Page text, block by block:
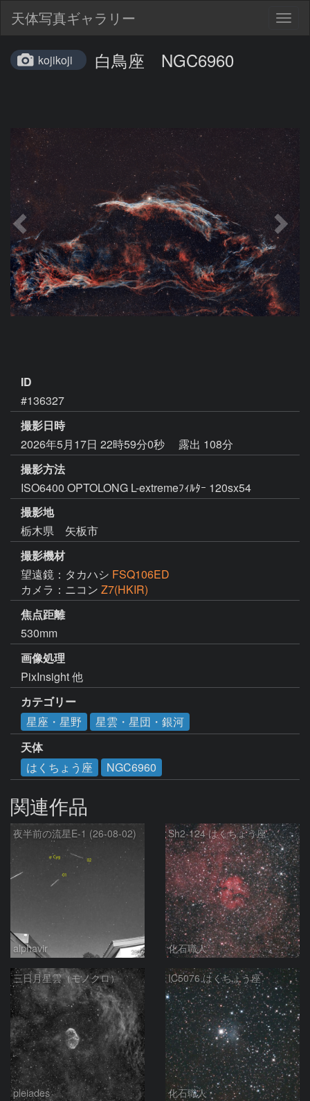
天体写真ギャラリー
kojikoji 白鳥座 NGC6960
ID
#136327
撮影日時
2026年5月17日 22時59分0秒
露出 108分
撮影方法
ISO6400 OPTOLONG L-extremeﾌｨﾙﾀｰ 120sx54
撮影地
栃木県 矢板市
撮影機材
望遠鏡：タカハシ FSQ106ED
カメラ：ニコン Z7(HKIR)
焦点距離
530mm
画像処理
PixInsight 他
カテゴリー
星座・星野
星雲・星団・銀河
天体
はくちょう座
NGC6960
関連作品
夜半前の流星E-1 (26-08-02)
alphavir
Sh2-124 はくちょう座
化石職人
三日月星雲（モノクロ）
pleiades
IC5076 はくちょう座
化石職人